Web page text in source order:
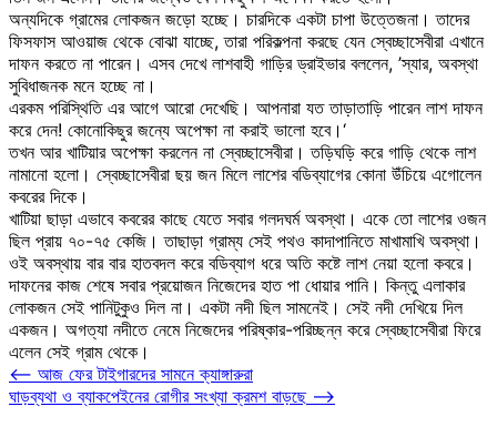
অন্যদিকে গ্রামের লোকজন জড়ো হচ্ছে। চারদিকে একটা চাপা উত্তেজনা। তাদের
ফিসফাস আওয়াজ থেকে বোঝা যাচ্ছে, তারা পরিকল্পনা করছে যেন স্বেচ্ছাসেবীরা এখানে
দাফন করতে না পারেন। এসব দেখে লাশবাহী গাড়ির ড্রাইভার বললেন, ’স্যার, অবস্থা
সুবিধাজনক মনে হচ্ছে না।
এরকম পরিস্থিতি এর আগে আরো দেখেছি। আপনারা যত তাড়াতাড়ি পারেন লাশ দাফন
করে দেন! কোনোকিছুর জন্যে অপেক্ষা না করাই ভালো হবে।‘
তখন আর খাটিয়ার অপেক্ষা করলেন না স্বেচ্ছাসেবীরা। তড়িঘড়ি করে গাড়ি থেকে লাশ
নামানো হলো। স্বেচ্ছাসেবীরা ছয় জন মিলে লাশের বডিব্যাগের কোনা উঁচিয়ে এগোলেন
কবরের দিকে।
খাটিয়া ছাড়া এভাবে কবরের কাছে যেতে সবার গলদঘর্ম অবস্থা। একে তো লাশের ওজন
ছিল প্রায় ৭০-৭৫ কেজি। তাছাড়া গ্রাম্য সেই পথও কাদাপানিতে মাখামাখি অবস্থা।
ওই অবস্থায় বার বার হাতবদল করে বডিব্যাগ ধরে অতি কষ্টে লাশ নেয়া হলো কবরে।
দাফনের কাজ শেষে সবার প্রয়োজন নিজেদের হাত পা ধোয়ার পানি। কিন্তু এলাকার
লোকজন সেই পানিটুকুও দিল না। একটা নদী ছিল সামনেই। সেই নদী দেখিয়ে দিল
একজন। অগত্যা নদীতে নেমে নিজেদের পরিষ্কার-পরিচ্ছন্ন করে স্বেচ্ছাসেবীরা ফিরে
এলেন সেই গ্রাম থেকে।
Post
navigation
⟵ আজ ফের টাইগারদের সামনে ক্যাঙ্গারুরা
ঘাড়ব্যথা ও ব্যাকপেইনের রোগীর সংখ্যা ক্রমশ বাড়ছে ⟶